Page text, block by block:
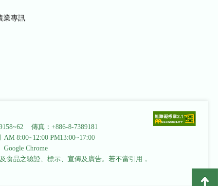
業專訊
傳真：+886-8-7389181
AM 8:00~12:00 PM13:00~17:00
Chrome
食品之驗證、標示、宣傳及廣告。若不當引用，